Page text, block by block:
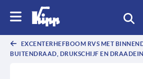
EXCENTERHEFBOOM RVS MET
BUITENDRAAD, DRUKSCHIJF EN